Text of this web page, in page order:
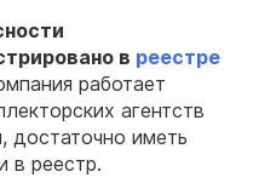
в реестре
работает
агентств
достаточно иметь
в реестр.